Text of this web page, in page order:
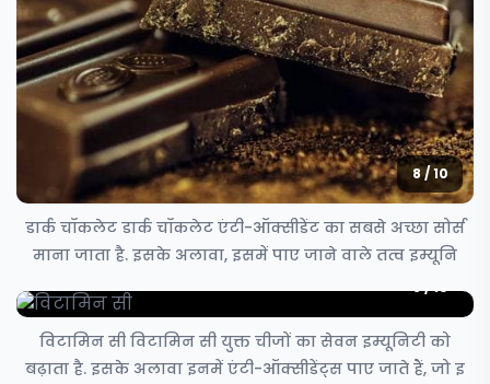
8 / 10
डार्क चॉकलेट डार्क चॉकलेट एंटी-ऑक्सीडेंट का सबसे अच्छा सोर्स
माना जाता है. इसके अलावा, इसमें पाए जाने वाले तत्व इम्यूनि
9 / 10
विटामिन सी विटामिन सी युक्त चीजों का सेवन इम्यूनिटी को
बढ़ाता है. इसके अलावा इनमें एंटी-ऑक्सीडेंट्स पाए जाते हैं, जो इ